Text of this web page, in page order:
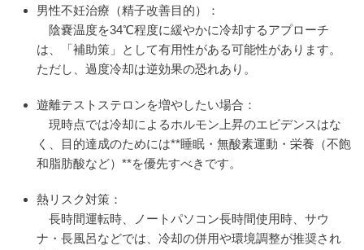
男性不妊治療（精子改善目的）
：
陰嚢温度を34℃程度に緩やかに冷却するアプローチ
は、「補助策」として有用性がある可能性があります。
ただし、過度冷却は逆効果の恐れあり。
遊離テストステロンを増やしたい場合 ：
現時点では冷却によるホルモン上昇のエビデンスはな
く、目的達成のためには**睡眠・無酸素運動・栄養（不飽
和脂肪酸など）**を優先すべきです。
熱リスク対策 ：
長時間運転時、ノートパソコン長時間使用時、サウ
ナ・長風呂などでは、冷却の併用や環境調整が推奨され